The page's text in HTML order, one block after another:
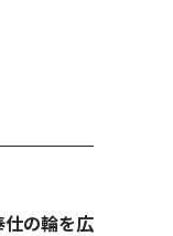
仕の輪を広